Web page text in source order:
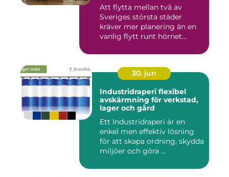
Att flytta mellan två av
Sveriges största städer
kräver mer planering än en
vanlig flytt runt hörnet...
30. jun
Industridraperi flexibel
avskärmning för verkstad,
lager och gård
Ett Industridraperi är en
enkel men effektiv lösning
för att skapa ordning, skydda
miljöer och göra ...